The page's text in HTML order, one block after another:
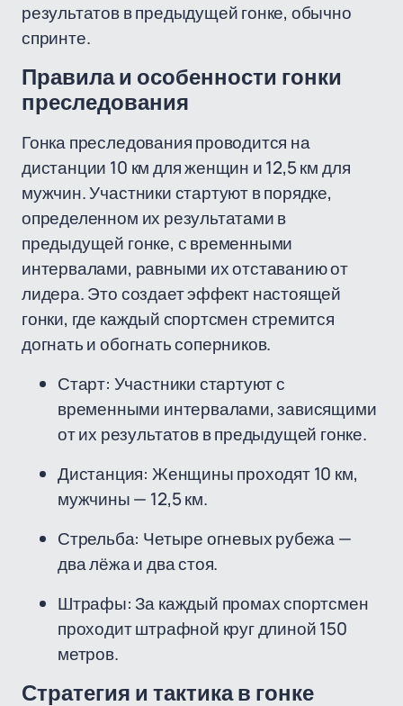
результатов в предыдущей гонке, обычно
спринте.
Правила и особенности гонки
преследования
Гонка преследования проводится на
дистанции 10 км для женщин и 12,5 км для
мужчин. Участники стартуют в порядке,
определенном их результатами в
предыдущей гонке, с временными
интервалами, равными их отставанию от
лидера. Это создает эффект настоящей
гонки, где каждый спортсмен стремится
догнать и обогнать соперников.
Старт: Участники стартуют с
временными интервалами, зависящими
от их результатов в предыдущей гонке.
Дистанция: Женщины проходят 10 км,
мужчины — 12,5 км.
Стрельба: Четыре огневых рубежа —
два лёжа и два стоя.
Штрафы: За каждый промах спортсмен
проходит штрафной круг длиной 150
метров.
Стратегия и тактика в гонке